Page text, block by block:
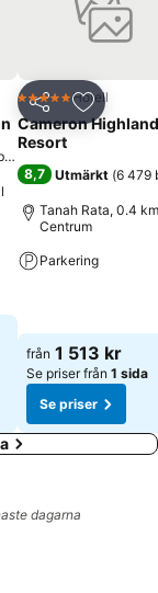
Favoriter
Dela Lägg till
5 StjärnorHotell
Cameron
Resort
8,7 Utmärkt (6 479
Tanah Rata, 0.4
Centrum
Parkering
från 1 513 kr
Se priser från 1 sida
Se priser
dagarna